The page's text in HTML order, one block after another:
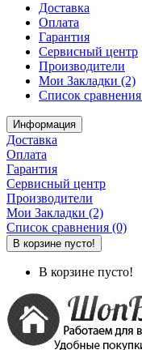
Доставка
Оплата
Гарантия
Сервисный центр
Производители
Мои Закладки (2)
Список
Информация
Доставка
Оплата
Гарантия
Сервисный центр
Производители
Мои Закладки (2)
Список сравнения (0)
В корзине пусто!
В корзине пусто!